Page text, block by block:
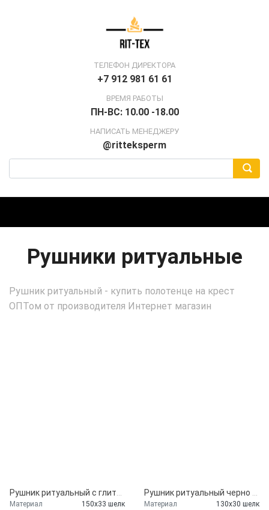
ТЕЛЕФОН ДИРЕКТОРА
+7 912 981 61 61
ВРЕМЯ РАБОТЫ
ПН-ВС: 10.00 -18.00
НАПИСАТЬ МЕНЕДЖЕРУ
@ritteksperm
Рушники ритуальные
Рушник ритуальный - купить полотенце на крест
ОПТом от производителя Интернет магазин
Материал 150х33 шелк Материал 130х30 шелк